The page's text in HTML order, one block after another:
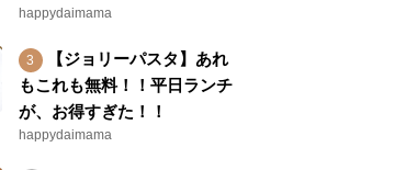
happydaimama
【ジョリーパスタ】あれ
もこれも無料！！平日ランチ
が、お得すぎた！！
happydaimama